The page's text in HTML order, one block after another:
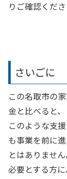
りご確認くださ
さいごに
この名取市の
金と比べると
このような支
も事業を前に
とはありません
必要とする方